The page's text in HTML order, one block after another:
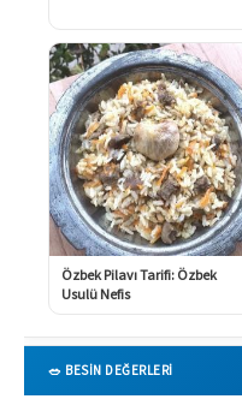
Özbek Pilavı Tarifi: Özbek
Usulü Nefis
🥗 BESİN DEĞERLERİ